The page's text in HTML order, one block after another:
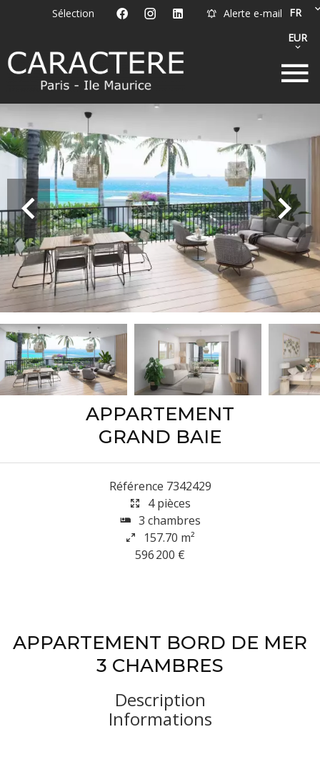
Sélection Alerte e-mail
FR
EUR
APPARTEMENT
GRAND BAIE
Référence 7342429
4 pièces
3 chambres
157.70 m²
596 200 €
APPARTEMENT BORD DE MER
3 CHAMBRES
Description
Informations